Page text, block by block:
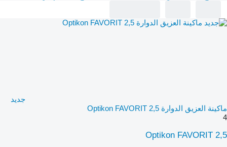
جديد
ماكينة العزيق الدوارة Optikon FAVORIT 2,5
4
Optikon FAVORIT 2,5